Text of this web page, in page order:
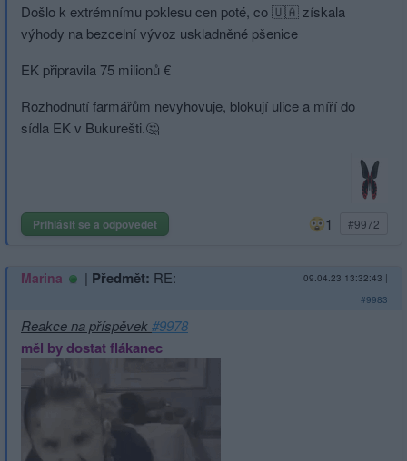
Došlo k extrémnímu poklesu cen poté, co 🇺🇦 získala
výhody na bezcelní vývoz uskladněné pšenice
EK připravila 75 milionů €
Rozhodnutí farmářům nevyhovuje, blokují ulice a míří do
sídla EK v Bukurešti.🤔
Přihlásit se a odpovědět 1 #9972
Marina | Předmět: RE: 09.04.23 13:32:43 |
#9983
Reakce na příspěvek#9978
měl by dostat flákanec